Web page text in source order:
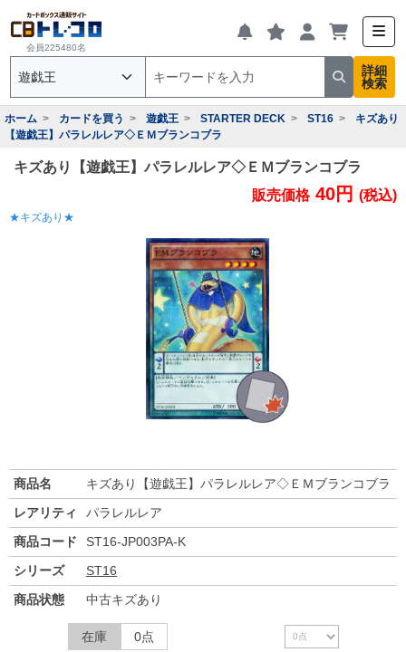
会員225480名
詳細
検索
ホーム カードを買う 遊戯王 STARTER DECK ST16
キズあり
【遊戯王】パラレルレア◇ＥＭブランコブラ
キズあり【遊戯王】パラレルレア◇ＥＭブランコブラ
★キズあり★
販売価格 40円 (税込)
商品名
キズあり【遊戯王】パラレルレア◇ＥＭブランコブラ
レアリティ
パラレルレア
商品コード
ST16-JP003PA-K
シリーズ
ST16
商品状態
中古キズあり
在庫 0点